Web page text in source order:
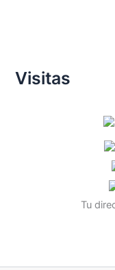
Visitas
Tu